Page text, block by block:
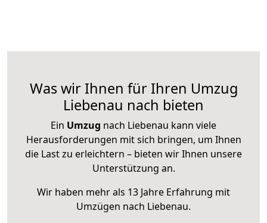
Was wir Ihnen für Ihren Umzug
Liebenau nach bieten
Ein Umzug nach Liebenau kann viele
Herausforderungen mit sich bringen, um Ihnen
die Last zu erleichtern – bieten wir Ihnen unsere
Unterstützung an.
Wir haben mehr als 13 Jahre Erfahrung mit
Umzügen nach Liebenau.